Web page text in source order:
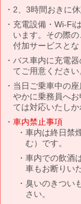
2、3時間おきに休
充電設備・Wi-Fi
います。その際
付加サービスとな
バス車内に充電
てご用意ください
当日ご乗車中の
やかに乗務員へ
ては対応いたしか
車内禁止事項
車内は終日禁
む）です。
車内での飲酒
車もお断りい
臭いのきつい
さい。